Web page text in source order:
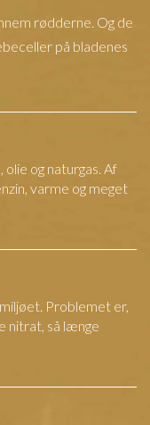
rødderne. Og de
på bladenes
og naturgas. Af
varme og meget
Problemet er,
nitrat, så længe